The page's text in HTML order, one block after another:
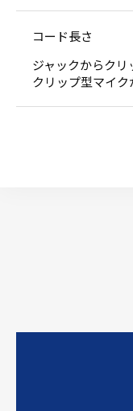
コード長さ
ジャックからク
クリップ型マイ